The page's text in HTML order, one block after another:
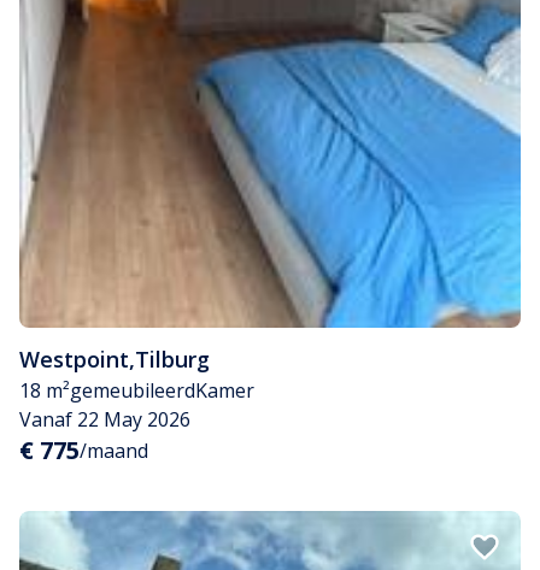
Westpoint,Tilburg
18 m²gemeubileerdKamer
Vanaf 22 May 2026
€ 775/maand